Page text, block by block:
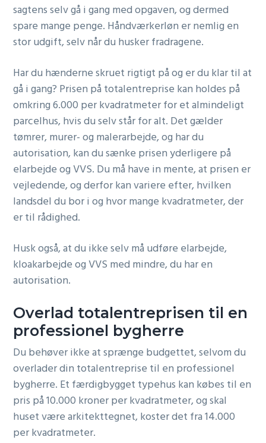
sagtens selv gå i gang med opgaven, og dermed
spare mange penge. Håndværkerløn er nemlig en
stor udgift, selv når du husker fradragene.
Har du hænderne skruet rigtigt på og er du klar til at
gå i gang? Prisen på totalentreprise kan holdes på
omkring 6.000 per kvadratmeter for et almindeligt
parcelhus, hvis du selv står for alt. Det gælder
tømrer, murer- og malerarbejde, og har du
autorisation, kan du sænke prisen yderligere på
elarbejde og VVS. Du må have in mente, at prisen er
vejledende, og derfor kan variere efter, hvilken
landsdel du bor i og hvor mange kvadratmeter, der
er til rådighed.
Husk også, at du ikke selv må udføre elarbejde,
kloakarbejde og VVS med mindre, du har en
autorisation.
Overlad totalentreprisen til en
professionel bygherre
Du behøver ikke at sprænge budgettet, selvom du
overlader din totalentreprise til en professionel
bygherre. Et færdigbygget typehus kan købes til en
pris på 10.000 kroner per kvadratmeter, og skal
huset være arkitekttegnet, koster det fra 14.000
per kvadratmeter.